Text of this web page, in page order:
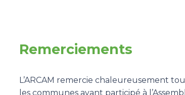
Remerciements
L’ARCAM remercie chaleureusement
les communes ayant participé à